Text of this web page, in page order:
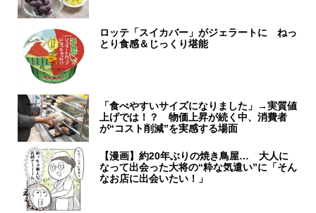
ロッテ「スイカバー」がジェラートに ねっ
とり食感＆じっくり堪能
「食べやすいサイズになりました」→実質値
上げでは！？ 物価上昇が続く中、消費者
が“コスト削減”を実感する場面
【漫画】約20年ぶりの焼き鳥屋… 大人に
なって出会った大将の“粋な気遣い”に「そん
なお店に出会いたい！」